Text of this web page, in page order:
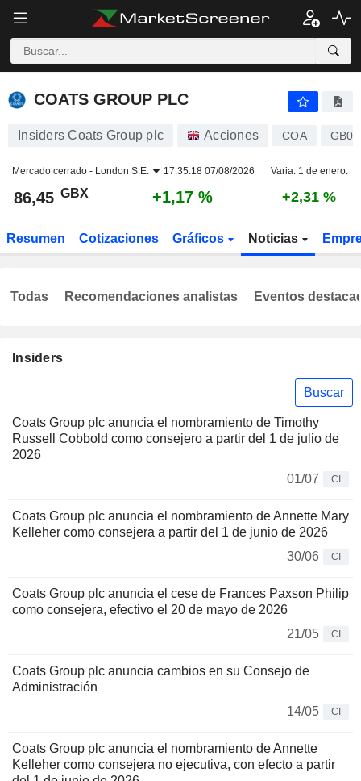
COATS GROUP PLC
COATS GROUP PLC
Insiders Coats Group plc Acciones COA
Mercado cerrado - London S.E. 17:35:18 07/08/2026 Varia. 1 de enero.
86,45 GBX +1,17 % +2,31 %
Resumen Cotizaciones Gráficos Noticias
Insiders
Buscar
Coats Group plc anuncia el nombramiento de Timothy
Russell Cobbold como consejero a partir del 1 de julio de
2026
01/07
CI
Coats Group plc anuncia el nombramiento de Annette Mary
Kelleher como consejera a partir del 1 de junio de 2026
30/06
CI
Coats Group plc anuncia el cese de Frances Paxson Philip
como consejera, efectivo el 20 de mayo de 2026
21/05
CI
Coats Group plc anuncia cambios en su Consejo de
Administración
14/05
CI
Coats Group plc anuncia el nombramiento de Annette
Kelleher como consejera no ejecutiva, con efecto a partir
Todas Recomendaciones analistas Eventos